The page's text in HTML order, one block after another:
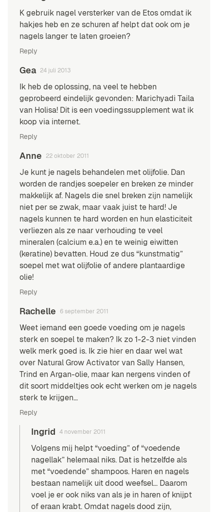
K gebruik nagel versterker van de Etos omdat ik
hakjes heb en ze schuren af helpt dat ook om je
nagels langer te laten groeien?
Reply
Gea 24 juli 2013
Ik heb de oplossing, na veel te hebben
geprobeerd eindelijk gevonden: Marichyadi Taila
van Holisa! Dit is een voedingssupplement wat ik
koop via internet.
Reply
Anne 22 oktober 2011
Je kunt je nagels behandelen met olijfolie. Dan
worden de randjes soepeler en breken ze minder
makkelijk af. Nagels die snel breken zijn namelijk
niet per se zwak, maar vaak juist te hard! Je
nagels kunnen te hard worden en hun elasticiteit
verliezen als ze naar verhouding te veel
mineralen (calcium e.a.) en te weinig eiwitten
(keratine) bevatten. Houd ze dus “kunstmatig”
soepel met wat olijfolie of andere plantaardige
olie!
Reply
Rachelle 6 september 2011
Weet iemand een goede voeding om je nagels
sterk en soepel te maken? Ik zo 1-2-3 niet vinden
welk merk goed is. Ik zie hier en daar wel wat
over Natural Grow Activator van Sally Hansen,
Trind en Argan-olie, maar kan nergens vinden of
dit soort middeltjes ook echt werken om je nagels
sterk te krijgen…
Reply
Ingrid 4 november 2011
Volgens mij helpt “voeding” of “voedende
nagellak” helemaal niks. Dat is hetzelfde als
met “voedende” shampoos. Haren en nagels
bestaan namelijk uit dood weefsel… Daarom
voel je er ook niks van als je in haren of knijpt
of eraan krabt. Omdat nagels dood zijn,